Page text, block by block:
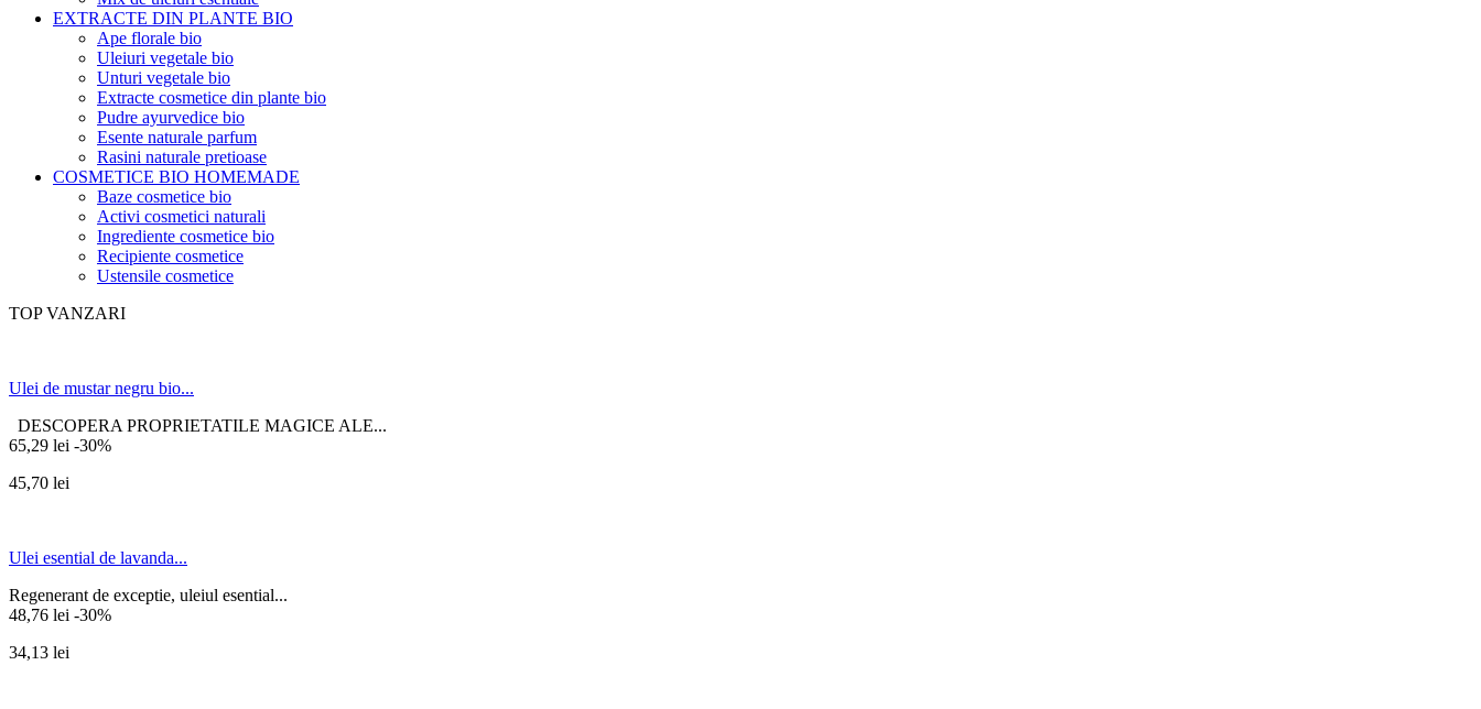
EXTRACTE DIN PLANTE BIO
Ape florale bio
Uleiuri vegetale bio
Unturi vegetale bio
Extracte cosmetice din plante bio
Pudre ayurvedice bio
Esente naturale parfum
Rasini naturale pretioase
COSMETICE BIO HOMEMADE
Baze cosmetice bio
Activi cosmetici naturali
Ingrediente cosmetice bio
Recipiente cosmetice
Ustensile cosmetice
TOP VANZARI
Ulei de mustar negru bio...
DESCOPERA PROPRIETATILE MAGICE ALE...
65,29 lei -30%
45,70 lei
Ulei esential de lavanda...
Regenerant de exceptie, uleiul esential...
48,76 lei -30%
34,13 lei